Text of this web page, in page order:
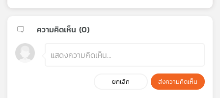
ความคิดเห็น (0)
ยกเลิก ส่งความคิดเห็น